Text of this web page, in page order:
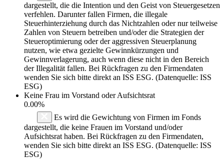
dargestellt, die die Intention und den Geist von Steuergesetzen
verfehlen. Darunter fallen Firmen, die illegale
Steuerhinterziehung durch das Nichtzahlen oder nur teilweise
Zahlen von Steuern betreiben und/oder die Strategien der
Steueroptimierung oder der aggressiven Steuerplanung
nutzen, wie etwa gezielte Gewinnkürzungen und
Gewinnverlagerung, auch wenn diese nicht in den Bereich
der Illegalität fallen. Bei Rückfragen zu den Firmendaten
wenden Sie sich bitte direkt an ISS ESG. (Datenquelle: ISS
ESG)
Keine Frau im Vorstand oder Aufsichtsrat
0.00%
Es wird die Gewichtung von Firmen im Fonds
dargestellt, die keine Frauen im Vorstand und/oder
Aufsichtsrat haben. Bei Rückfragen zu den Firmendaten,
wenden Sie sich bitte direkt an ISS ESG. (Datenquelle: ISS
ESG)